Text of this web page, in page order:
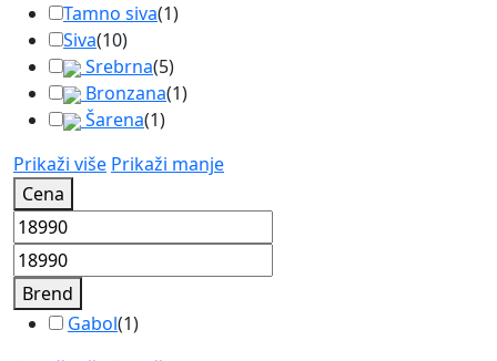
Tamno siva(1)
Siva(10)
Srebrna(5)
Bronzana(1)
Šarena(1)
Prikaži više Prikaži manje
Cena
Brend
Gabol(1)